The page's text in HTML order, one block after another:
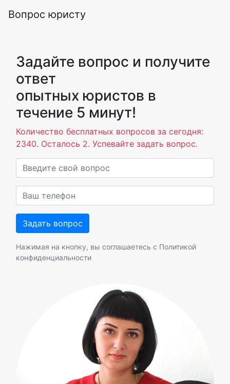
Вопрос юристу
Задайте вопрос и получите
ответ
опытных юристов в
течение 5 минут!
Количество бесплатных вопросов за сегодня:
2340. Осталось 2. Успевайте задать вопрос.
Нажимая на кнопку, вы соглашаетесь с Политикой
конфиденциальности